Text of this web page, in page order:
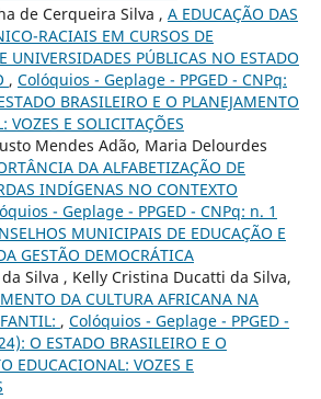
de Cerqueira Silva , A EDUCAÇÃO DAS
RACIAIS EM CURSOS DE
UNIVERSIDADES PÚBLICAS NO ESTADO
, Colóquios - Geplage - PPGED - CNPq:
BRASILEIRO E O PLANEJAMENTO
VOZES E SOLICITAÇÕES
Mendes Adão, Maria Delourdes
DA ALFABETIZAÇÃO DE
INDÍGENAS NO CONTEXTO
- Geplage - PPGED - CNPq: n. 1
MUNICIPAIS DE EDUCAÇÃO E
GESTÃO DEMOCRÁTICA
Silva , Kelly Cristina Ducatti da Silva,
DA CULTURA AFRICANA NA
, Colóquios - Geplage - PPGED -
O ESTADO BRASILEIRO E O
EDUCACIONAL: VOZES E